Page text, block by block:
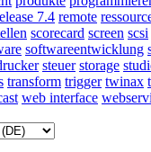
7.4 remote
scorecard screen scsi
softwareentwicklung
steuer storage
transform trigger twinax
web interface